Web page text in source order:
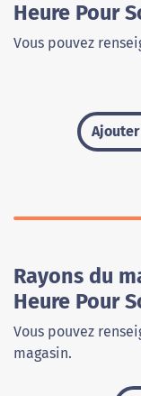
Heure Pour
Vous pouvez
Rayons du
Heure Pour
Vous pouvez
magasin.